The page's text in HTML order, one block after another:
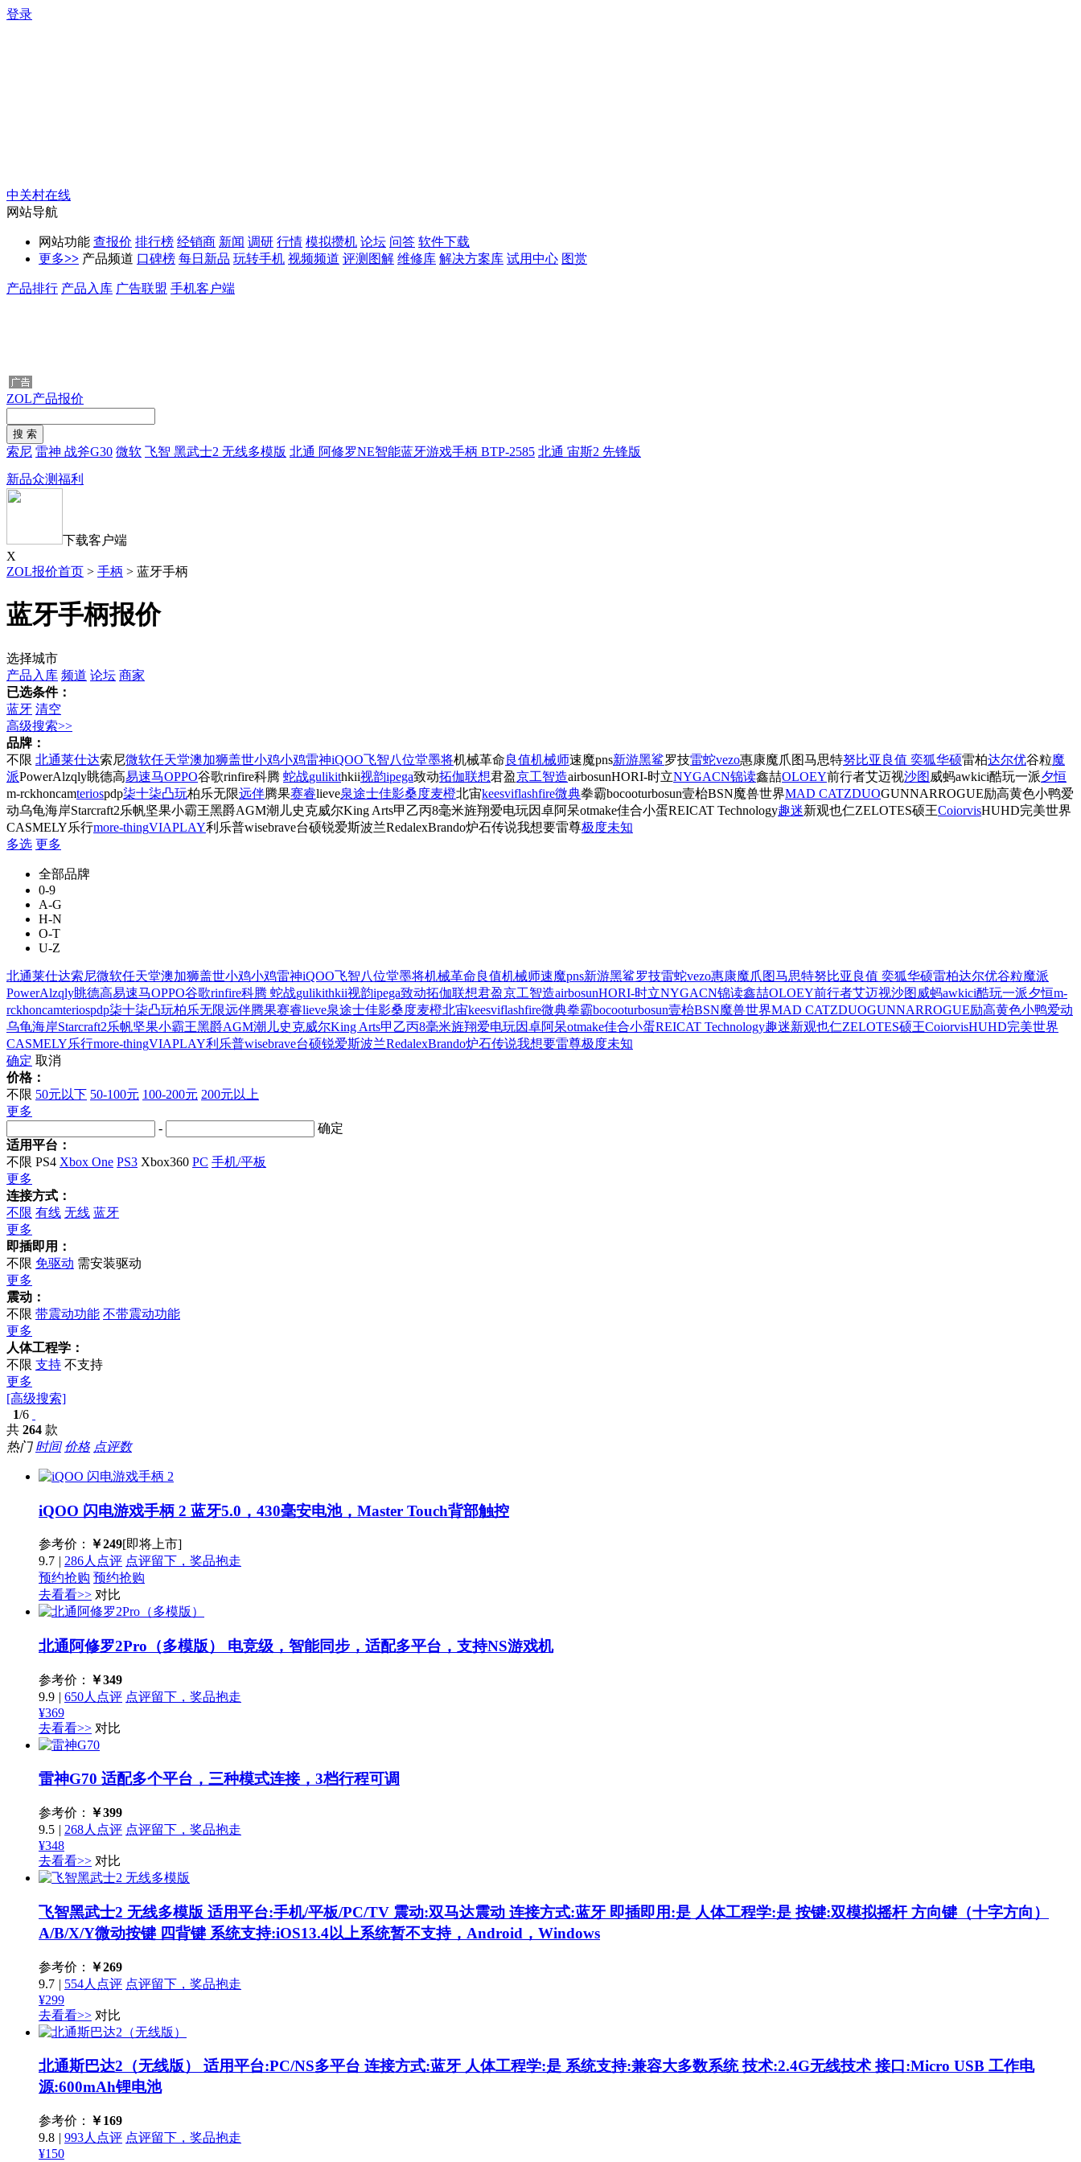
登录
中关村在线
网站导航
网站功能 查报价 排行榜 经销商 新闻 调研 行情 模拟攒机 论坛 问答 软件下载
更多>> 产品频道 口碑榜 每日新品 玩转手机 视频频道 评测图解 维修库 解决方案库 试用中心 图赏
产品排行 产品入库 广告联盟 手机客户端
ZOL产品报价
索尼 雷神 战斧G30 微软 飞智 黑武士2 无线多模版 北通 阿修罗NE智能蓝牙游戏手柄 BTP-2585 北通 宙斯2 先锋版
新品众测福利
下载客户端
X
ZOL报价首页 > 手柄 > 蓝牙手柄
蓝牙手柄报价
选择城市
产品入库 频道 论坛 商家
已选条件：
蓝牙 清空
高级搜索>>
品牌：
不限 北通莱仕达索尼微软任天堂澳加狮盖世小鸡小鸡雷神iQOO飞智八位堂墨将机械革命良值机械师速魔pns新游黑鲨罗技雷蛇vezo惠康魔爪 图马思特努比亚 良值 奕狐华硕雷柏达尔优谷粒魔
派PowerAlzqly眺德高易速马OPPO谷歌rinfire科腾 蛇战gulikithkii视韵ipega致动拓伽联想君盈京工智造airbosunHORI-时立NYGACN锦读鑫喆OLOEY前行者艾迈视沙图 威蚂awkici酷玩一派夕恒
m-rckhoncamteriospdp柒十柒凸玩柏乐无限远伴腾果赛睿lieve泉途士佳影桑度麦橙北宙keesviflashfire微典拳霸bocooturbosun壹枱BSN魔兽世界MAD CATZDUOGUNNARROGUE励高黄色小鸭爱
动乌龟海岸Starcraft2乐帆坚果小霸王黑爵AGM潮儿史克威尔King Arts甲乙丙8毫米旌翔爱电玩因卓阿呆otmake佳合小蛋REICAT Technology趣迷新观也仁ZELOTES硕王CoiorvisHUHD完美世界
CASMELY乐行more-thingVIAPLAY利乐普wisebrave台硕锐爱斯波兰RedalexBrando炉石传说我想要雷尊极度未知
多选 更多
全部品牌
0-9
A-G
H-N
O-T
U-Z
北通莱仕达索尼微软任天堂澳加狮盖世小鸡小鸡雷神iQOO飞智八位堂墨将机械革命良值机械师速魔pns新游黑鲨罗技雷蛇vezo惠康魔爪 图马思特努比亚 良值 奕狐华硕雷柏达尔优谷粒魔派
PowerAlzqly眺德高易速马OPPO谷歌rinfire科腾 蛇战gulikithkii视韵ipega致动拓伽联想君盈京工智造airbosunHORI-时立NYGACN锦读鑫喆OLOEY前行者艾迈视沙图 威蚂awkici酷玩一派夕恒m-
rckhoncamteriospdp柒十柒凸玩柏乐无限远伴腾果赛睿lieve泉途士佳影桑度麦橙北宙keesviflashfire微典拳霸bocooturbosun壹枱BSN魔兽世界MAD CATZDUOGUNNARROGUE励高黄色小鸭爱动
乌龟海岸Starcraft2乐帆坚果小霸王黑爵AGM潮儿史克威尔King Arts甲乙丙8毫米旌翔爱电玩因卓阿呆otmake佳合小蛋REICAT Technology趣迷新观也仁ZELOTES硕王CoiorvisHUHD完美世界
CASMELY乐行more-thingVIAPLAY利乐普wisebrave台硕锐爱斯波兰RedalexBrando炉石传说我想要雷尊极度未知
确定 取消
价格：
不限 50元以下 50-100元 100-200元 200元以上
更多
-
确定
适用平台：
不限 PS4 Xbox One PS3 Xbox360 PC 手机/平板
更多
连接方式：
不限 有线 无线 蓝牙
更多
即插即用：
不限 免驱动 需安装驱动
更多
震动：
不限 带震动功能 不带震动功能
更多
人体工程学：
不限 支持 不支持
更多
[高级搜索]
1/6
共 264 款
热门 时间 价格 点评数
iQOO 闪电游戏手柄 2 蓝牙5.0，430毫安电池，Master Touch背部触控
参考价： ￥249[即将上市]
9.7 | 286人点评 点评留下，奖品抱走
预约抢购 预约抢购
去看看>> 对比
北通阿修罗2Pro（多模版） 电竞级，智能同步，适配多平台，支持NS游戏机
参考价： ￥349
9.9 | 650人点评 点评留下，奖品抱走
¥369
去看看>> 对比
雷神G70 适配多个平台，三种模式连接，3档行程可调
参考价： ￥399
9.5 | 268人点评 点评留下，奖品抱走
¥348
去看看>> 对比
飞智黑武士2 无线多模版 适用平台:手机/平板/PC/TV 震动:双马达震动 连接方式:蓝牙 即插即用:是 人体工程学:是 按键:双模拟摇杆 方向键（十字方向）
A/B/X/Y微动按键 四背键 系统支持:iOS13.4以上系统暂不支持，Android，Windows
参考价： ￥269
9.7 | 554人点评 点评留下，奖品抱走
¥299
去看看>> 对比
北通斯巴达2（无线版） 适用平台:PC/NS多平台 连接方式:蓝牙 人体工程学:是 系统支持:兼容大多数系统 技术:2.4G无线技术 接口:Micro USB 工作电
源:600mAh锂电池
参考价： ￥169
9.8 | 993人点评 点评留下，奖品抱走
¥150